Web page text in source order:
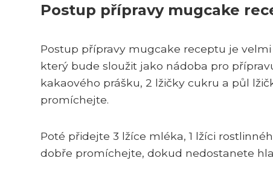
Postup přípravy mugcake
Postup přípravy mugcake receptu je
který bude sloužit jako nádoba pro
kakaového prášku, 2 lžičky cukru a půl
promíchejte.
Poté přidejte 3 lžíce mléka, 1 lžíci
dobře promíchejte, dokud nedostanete